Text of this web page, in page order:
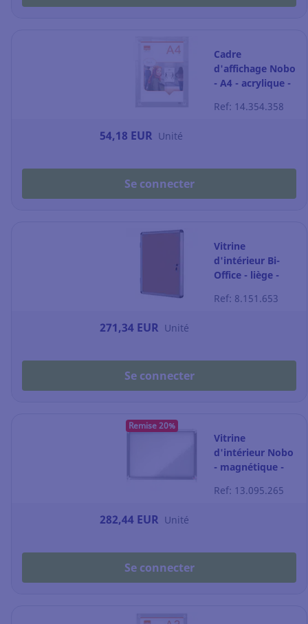
Cadre
d'affichage Nobo
- A4 - acrylique -
Ref: 14.354.358
54,18 EUR Unité
Se connecter
Vitrine
d'intérieur Bi-
Office - liège -
9 feuilles A4
Ref: 8.151.653
271,34 EUR Unité
Se connecter
Remise 20%
Vitrine
d'intérieur Nobo
- magnétique -
- 8 feuilles A4
Ref: 13.095.265
282,44 EUR Unité
Se connecter